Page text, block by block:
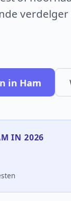
in Ham
IN 2026